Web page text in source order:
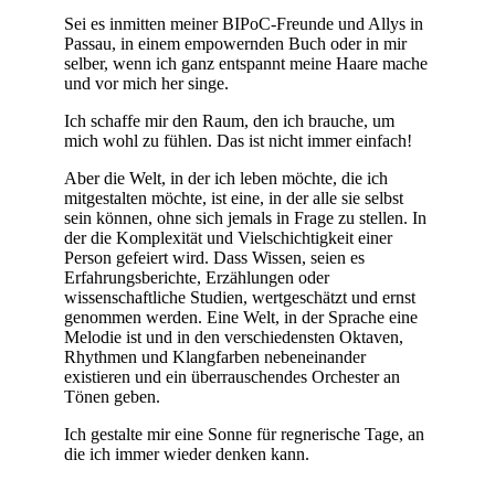
Sei es inmitten meiner BIPoC-Freunde und Allys in
Passau, in einem empowernden Buch oder in mir
selber, wenn ich ganz entspannt meine Haare mache
und vor mich her singe.
Ich schaffe mir den Raum, den ich brauche, um
mich wohl zu fühlen. Das ist nicht immer einfach!
Aber die Welt, in der ich leben möchte, die ich
mitgestalten möchte, ist eine, in der alle sie selbst
sein können, ohne sich jemals in Frage zu stellen. In
der die Komplexität und Vielschichtigkeit einer
Person gefeiert wird. Dass Wissen, seien es
Erfahrungsberichte, Erzählungen oder
wissenschaftliche Studien, wertgeschätzt und ernst
genommen werden. Eine Welt, in der Sprache eine
Melodie ist und in den verschiedensten Oktaven,
Rhythmen und Klangfarben nebeneinander
existieren und ein überrauschendes Orchester an
Tönen geben.
Ich gestalte mir eine Sonne für regnerische Tage, an
die ich immer wieder denken kann.